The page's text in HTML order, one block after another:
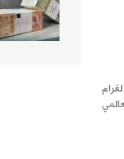
الرسمية، 2000 ليرة، لغرام